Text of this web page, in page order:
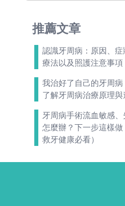
推薦文章
認識牙周病：原因、症
療法以及照護注意事項
我治好了自己的牙周病
了解牙周病治療原理與
牙周病手術流血敏感、
怎麼辦？下一步這樣做
救牙健康必看）